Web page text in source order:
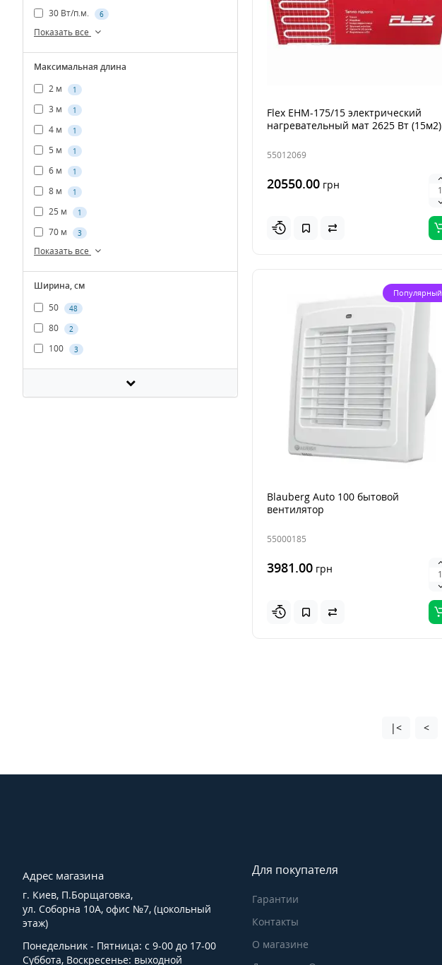
Flex EHМ-175/15 электрический
нагревательный мат 2625 Вт (15м2)
55012069
20550.00 грн
Популярный
Blauberg Auto 100 бытовой
вентилятор
55000185
3981.00 грн
|< <
30 Вт/п.м. 6
Показать все
Максимальная длина
2 м
1
3 м 1
4 м 1
5 м 1
6 м 1
8 м 1
25 м 1
70 м 3
Показать все
Ширина, см
50
48
80 2
100 3
Адрес магазина
г. Киев, П.Борщаговка,
ул. Соборна 10А, офис №7, (цокольный
этаж)
Понедельник - Пятница: с 9-00 до 17-00
Суббота, Воскресенье: выходной
Для покупателя
Гарантии
Контакты
О магазине